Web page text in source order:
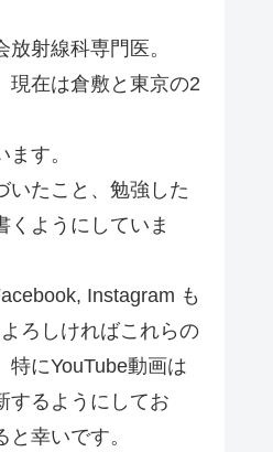
射線科専門医。
現在は倉敷と東京の2
す。
いたこと、勉強した
くようにしていま
Instagram も
ろしければこれらの
特にYouTube動画は
するようにしてお
と幸いです。